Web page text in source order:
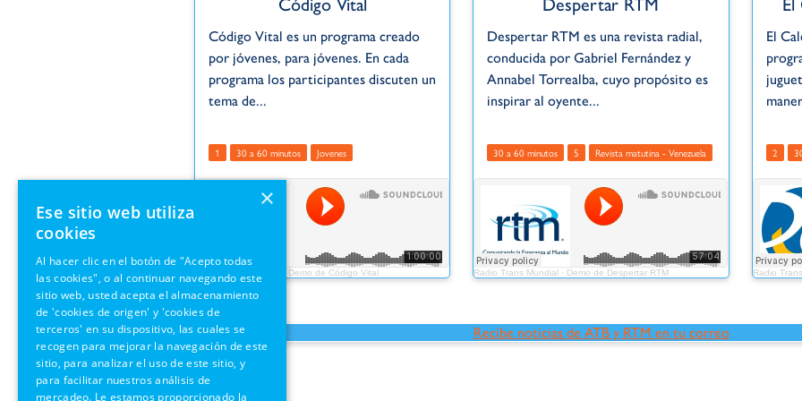
Código Vital
Código Vital es un programa creado
por jóvenes, para jóvenes. En cada
programa los participantes discuten un
tema de...
1 30 a 60 minutos Jovenes
Radio Trans Mundial Demo de Código Vital
Despertar RTM
Despertar RTM es una revista radial,
conducida por Gabriel Fernández y
Annabel Torrealba, cuyo propósito es
inspirar al oyente...
30 a 60 minutos 5 Revista matutina - Venezuela
Radio Trans Mundial · Demo de Despertar RTM
El
El
2
Radio
Recibe noticias de ATB y RTM en tu correo
×
Ese sitio web utiliza
cookies
Al hacer clic en el botón de "Acepto todas
las cookies", o al continuar navegando este
sitio web, usted acepta el almacenamiento
de 'cookies de origen' y 'cookies de
terceros' en su dispositivo, las cuales se
recogen para mejorar la navegación de este
sitio, para analizar el uso de este sitio, y
para facilitar nuestros análisis de
mercadeo. Le estamos proporcionado la